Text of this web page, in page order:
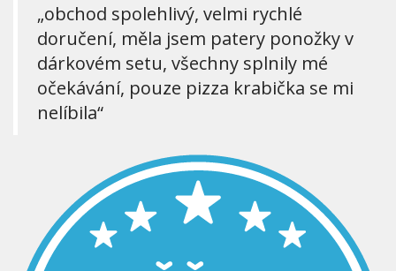
„obchod spolehlivý, velmi rychlé
doručení, měla jsem patery ponožky v
dárkovém setu, všechny splnily mé
očekávání, pouze pizza krabička se mi
nelíbila“